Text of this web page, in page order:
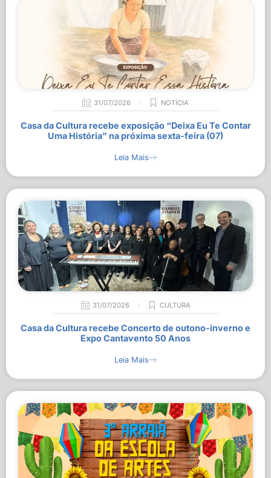
31/07/2026 NOTÍCIA
Casa da Cultura recebe exposição “Deixa Eu Te Contar
Uma História” na próxima sexta-feira (07)
Leia Mais
31/07/2026 CULTURA
Casa da Cultura recebe Concerto de outono-inverno e
Expo Cantavento 50 Anos
Leia Mais